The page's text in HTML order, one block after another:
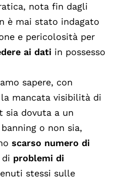
nota fin dagli
è mai stato indagato
e pericolosità per
ai dati in possesso
sapere, con
mancata visibilità di
sia dovuta a un
o non sia,
scarso numero di
problemi di
stessi sulle